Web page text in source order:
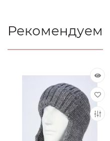
Рекомендуем